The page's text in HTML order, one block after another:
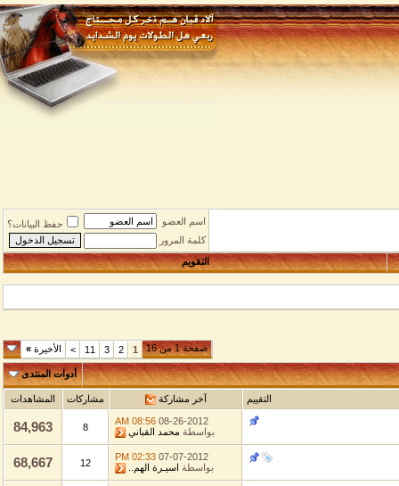
اسم العضو
حفظ البيانات؟
كلمة المرور
التقويم
صفحة 1 من 16 1
2
11
> الأخيرة»
أدوات المنتدى
التقييم آخر مشاركة مشاركات المشاهدات
08-26-2012
08:56 AM
بواسطةمحمد القباني 84,963
07-07-2012
02:33 PM
بواسطةاسيـرة الهم.. 68,667